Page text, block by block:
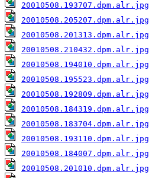
20010508.193707.dpm.alr.jpg
20010508.205207.dpm.alr.jpg
20010508.201313.dpm.alr.jpg
20010508.210432.dpm.alr.jpg
20010508.194010.dpm.alr.jpg
20010508.195523.dpm.alr.jpg
20010508.192809.dpm.alr.jpg
20010508.184319.dpm.alr.jpg
20010508.183704.dpm.alr.jpg
20010508.193110.dpm.alr.jpg
20010508.184007.dpm.alr.jpg
20010508.201010.dpm.alr.jpg